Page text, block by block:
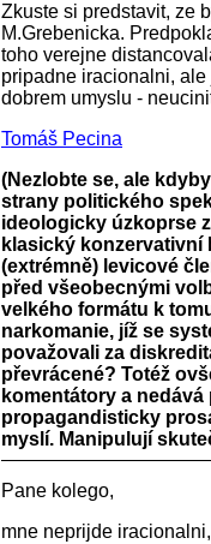
Zkuste si predstavit, ze
M.Grebenicka.
toho verejne
pripadne iracionalni,
dobrem umyslu -
Tomáš Pecina
(Nezlobte se, ale
strany politického
ideologicky úzkoprse
klasický konzervativní
(extrémně) levicové
před všeobecnými
velkého formátu k
narkomanie, jíž se
považovali za
převrácené? Totéž
komentátory a
propagandisticky
myslí. Manipulují
Pane kolego,
mne neprijde